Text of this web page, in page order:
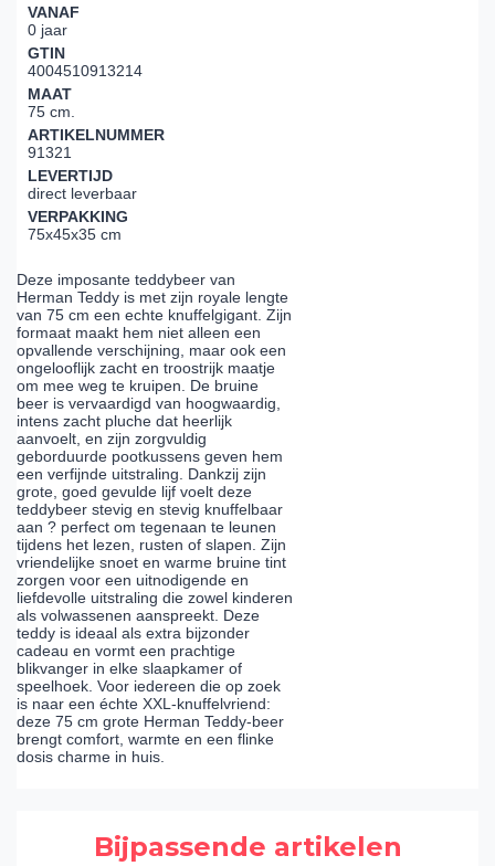
VANAF
0 jaar
GTIN
4004510913214
MAAT
75 cm.
ARTIKELNUMMER
91321
LEVERTIJD
direct leverbaar
VERPAKKING
75x45x35 cm
Deze imposante teddybeer van
Herman Teddy is met zijn royale lengte
van 75 cm een echte knuffelgigant. Zijn
formaat maakt hem niet alleen een
opvallende verschijning, maar ook een
ongelooflijk zacht en troostrijk maatje
om mee weg te kruipen. De bruine
beer is vervaardigd van hoogwaardig,
intens zacht pluche dat heerlijk
aanvoelt, en zijn zorgvuldig
geborduurde pootkussens geven hem
een verfijnde uitstraling. Dankzij zijn
grote, goed gevulde lijf voelt deze
teddybeer stevig en stevig knuffelbaar
aan ? perfect om tegenaan te leunen
tijdens het lezen, rusten of slapen. Zijn
vriendelijke snoet en warme bruine tint
zorgen voor een uitnodigende en
liefdevolle uitstraling die zowel kinderen
als volwassenen aanspreekt. Deze
teddy is ideaal als extra bijzonder
cadeau en vormt een prachtige
blikvanger in elke slaapkamer of
speelhoek. Voor iedereen die op zoek
is naar een échte XXL-knuffelvriend:
deze 75 cm grote Herman Teddy-beer
brengt comfort, warmte en een flinke
dosis charme in huis.
Bijpassende artikelen